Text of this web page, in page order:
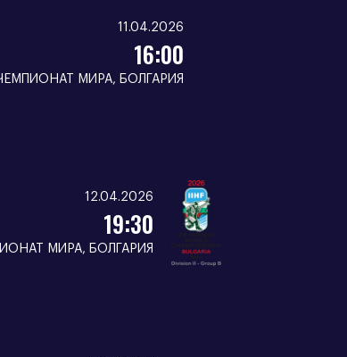
11.04.2026
16:00
МИРА, БОЛГАРИЯ
12.04.2026
19:30
МИРА, БОЛГАРИЯ